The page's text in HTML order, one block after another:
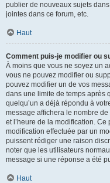
publier de nouveaux sujets
jointes dans ce forum, etc.
Haut
Comment puis-je modifier ou
À moins que vous ne soyez un
vous ne pouvez modifier ou
pouvez modifier un de vos
dans une limite de temps après
quelqu’un a déjà répondu à
message affichera le nombre
et l’heure de la modification. Ce
modification effectuée par un
puissent rédiger une raison
noter que les utilisateurs
message si une réponse a été
Haut